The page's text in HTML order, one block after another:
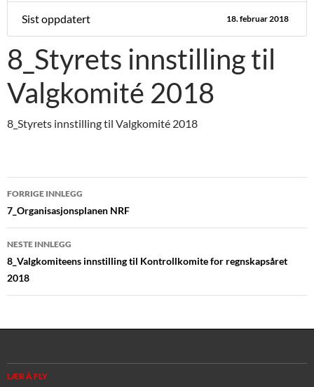
Sist oppdatert 18. februar 2018
8_Styrets innstilling til
Valgkomité 2018
8_Styrets innstilling til Valgkomité 2018
Innleggsnavigasjon
FORRIGE INNLEGG
7_Organisasjonsplanen NRF
NESTE INNLEGG
8_Valgkomiteens innstilling til Kontrollkomite for regnskapsåret
2018
LÆR Å FLY